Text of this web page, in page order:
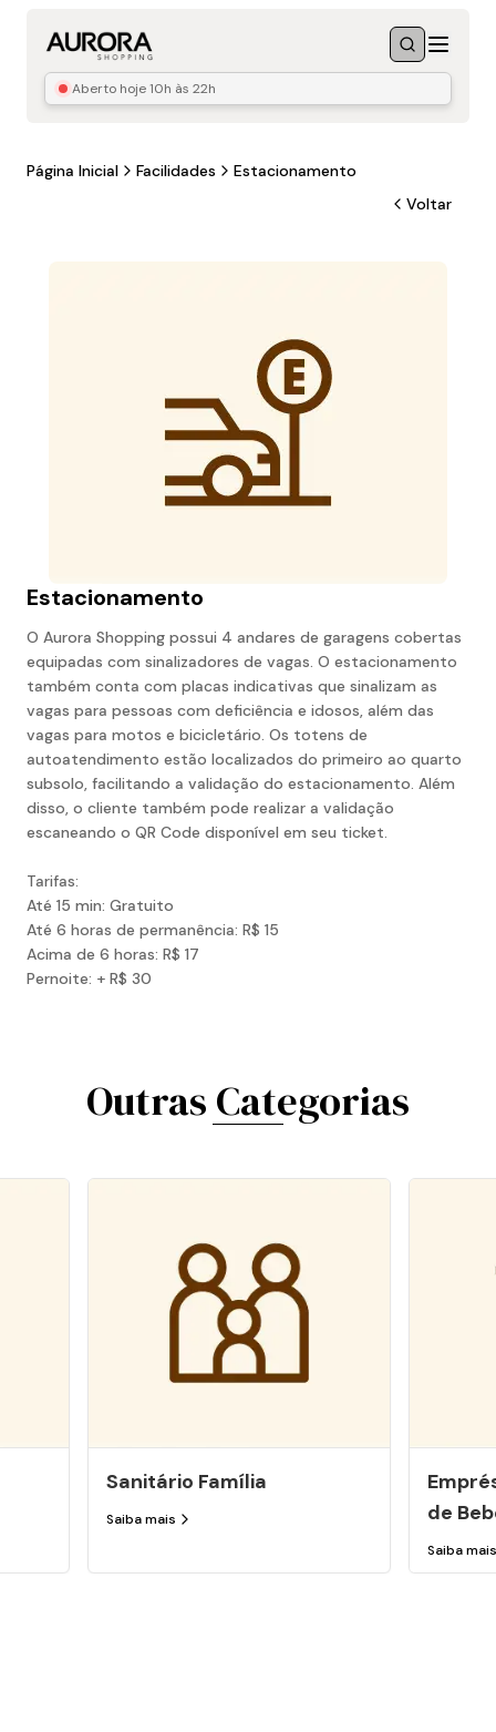
BuscarMenu
Aberto hoje10h às 22h
Página Inicial Facilidades
Estacionamento
Voltar
Estacionamento
O Aurora Shopping possui 4 andares de garagens cobertas
equipadas com sinalizadores de vagas. O estacionamento
também conta com placas indicativas que sinalizam as
vagas para pessoas com deficiência e idosos, além das
vagas para motos e bicicletário. Os totens de
autoatendimento estão localizados do primeiro ao quarto
subsolo, facilitando a validação do estacionamento. Além
disso, o cliente também pode realizar a validação
escaneando o QR Code disponível em seu ticket.
Tarifas:
Até 15 min: Gratuito
Até 6 horas de permanência: R$ 15
Acima de 6 horas: R$ 17
Pernoite: + R$ 30
Outras Categorias
Sanitário Família
Saiba mais
de
Saiba mais